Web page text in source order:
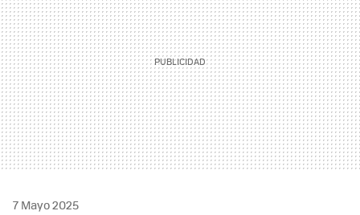
7 Mayo 2025